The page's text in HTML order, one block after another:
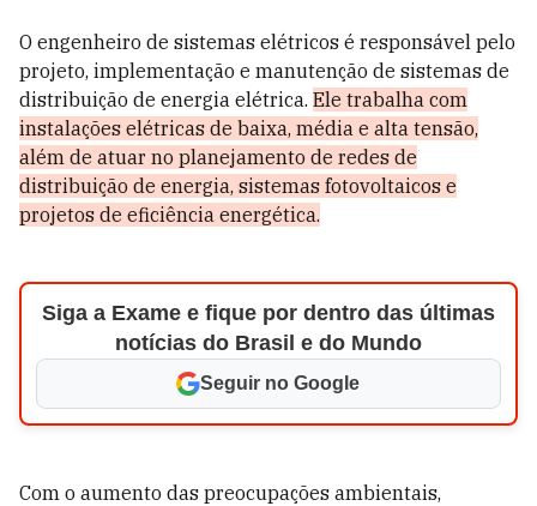
O engenheiro de sistemas elétricos é responsável pelo
projeto, implementação e manutenção de sistemas de
distribuição de energia elétrica. Ele trabalha com
instalações elétricas de baixa, média e alta tensão,
além de atuar no planejamento de redes de
distribuição de energia, sistemas fotovoltaicos e
projetos de eficiência energética.
Siga a Exame e fique por dentro das últimas
notícias do Brasil e do Mundo
Seguir no Google
Com o aumento das preocupações ambientais,